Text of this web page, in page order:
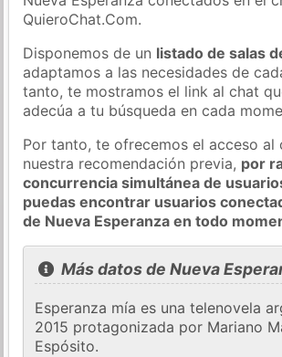
QuieroChat.Com.
Disponemos de un listado de salas
adaptamos a las necesidades de
tanto, te mostramos el link al chat
adecúa a tu búsqueda en cada
Por tanto, te ofrecemos el acceso al
nuestra recomendación previa, por
concurrencia simultánea de
puedas encontrar usuarios
de Nueva Esperanza en todo
Más datos de Nueva
Esperanza mía es una telenovela
2015 protagonizada por Mariano
Espósito.